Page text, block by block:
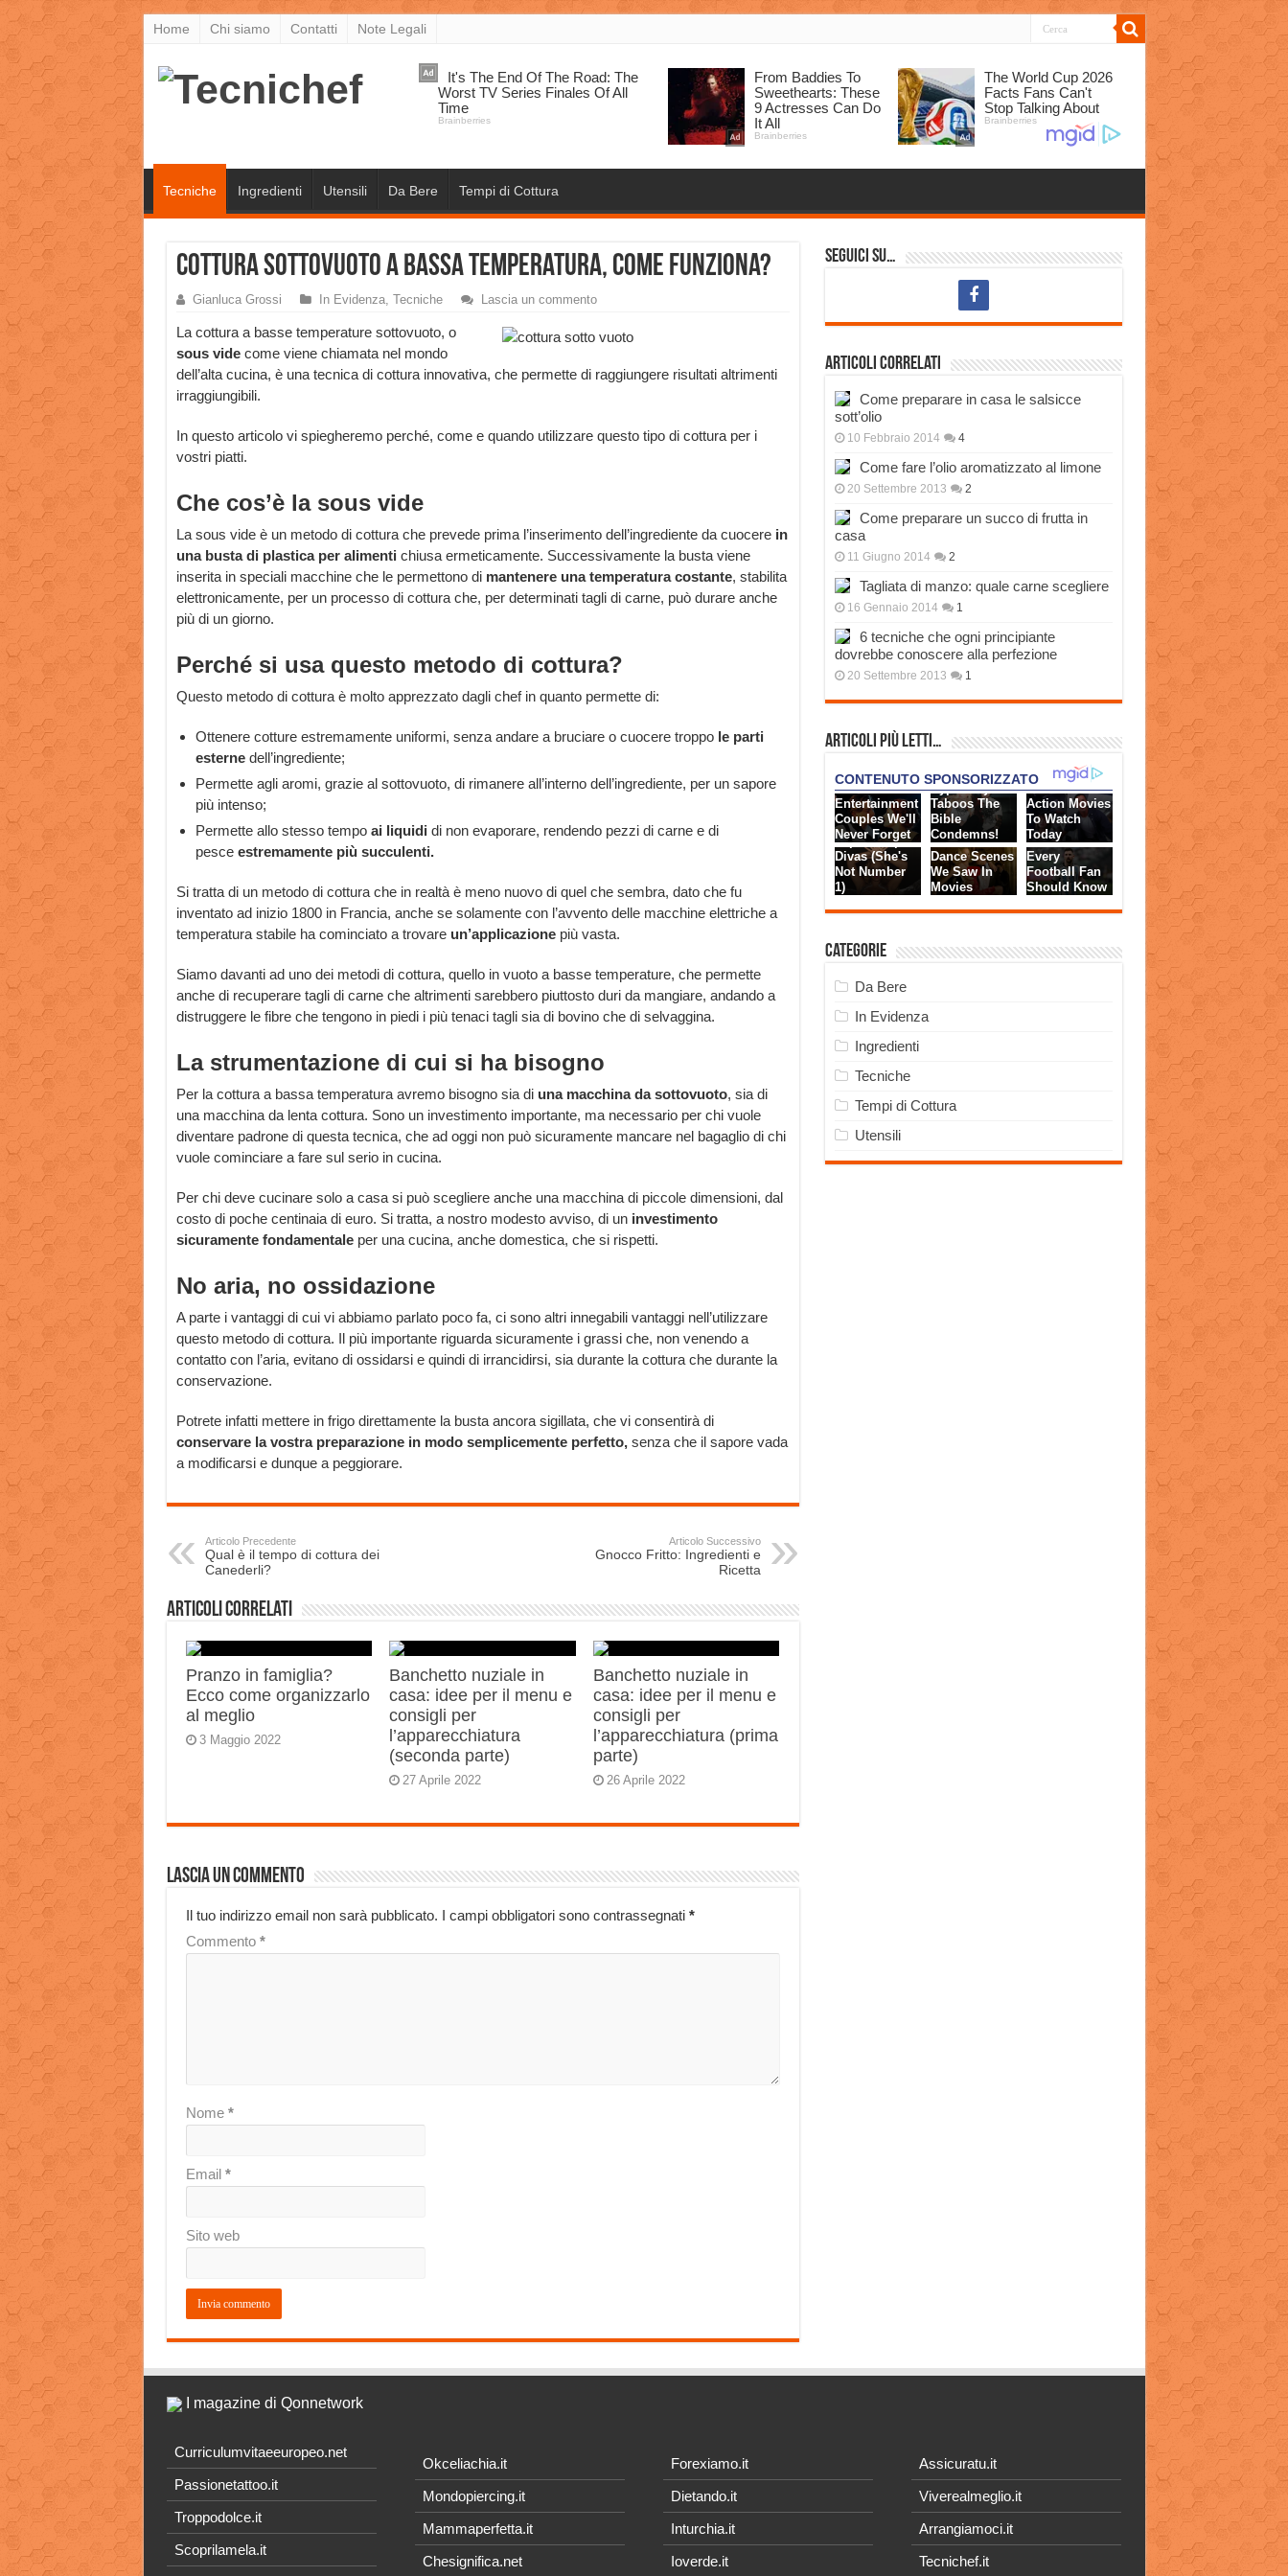
Home Chi siamo Contatti Note Legali
Tecniche Ingredienti Utensili Da Bere Tempi di Cottura
Cottura sottovuoto a Bassa Temperatura, come funziona?
Gianluca Grossi In Evidenza, Tecniche Lascia un commento
La cottura a basse temperature sottovuoto, o
sous videcome viene chiamata nel mondo
dell’alta cucina, è una tecnica di cottura innovativa, che permette di raggiungere risultati altrimenti
irraggiungibili.
In questo articolo vi spiegheremo perché, come e quando utilizzare questo tipo di cottura per i
vostri piatti.
Che cos’è la sous vide
La sous vide è un metodo di cottura che prevede prima l’inserimento dell’ingrediente da cuocere in
una busta di plastica per alimenti chiusa ermeticamente. Successivamente la busta viene
inserita in speciali macchine che le permettono di mantenere una temperatura costante, stabilita
elettronicamente, per un processo di cottura che, per determinati tagli di carne, può durare anche
più di un giorno.
Perché si usa questo metodo di cottura?
Questo metodo di cottura è molto apprezzato dagli chef in quanto permette di:
Ottenere cotture estremamente uniformi, senza andare a bruciare o cuocere troppo le parti
esternedell’ingrediente;
Permette agli aromi, grazie al sottovuoto, di rimanere all’interno dell’ingrediente, per un sapore
più intenso;
Permette allo stesso tempo ai liquidi di non evaporare, rendendo pezzi di carne e di
pesce estremamente più succulenti.
Si tratta di un metodo di cottura che in realtà è meno nuovo di quel che sembra, dato che fu
inventato ad inizio 1800 in Francia, anche se solamente con l’avvento delle macchine elettriche a
temperatura stabile ha cominciato a trovare un’applicazionepiù vasta.
Siamo davanti ad uno dei metodi di cottura, quello in vuoto a basse temperature, che permette
anche di recuperare tagli di carne che altrimenti sarebbero piuttosto duri da mangiare, andando a
distruggere le fibre che tengono in piedi i più tenaci tagli sia di bovino che di selvaggina.
La strumentazione di cui si ha bisogno
Per la cottura a bassa temperatura avremo bisogno sia di una macchina da sottovuoto, sia di
una macchina da lenta cottura. Sono un investimento importante, ma necessario per chi vuole
diventare padrone di questa tecnica, che ad oggi non può sicuramente mancare nel bagaglio di chi
vuole cominciare a fare sul serio in cucina.
Per chi deve cucinare solo a casa si può scegliere anche una macchina di piccole dimensioni, dal
costo di poche centinaia di euro. Si tratta, a nostro modesto avviso, di un investimento
sicuramente fondamentaleper una cucina, anche domestica, che si rispetti.
No aria, no ossidazione
A parte i vantaggi di cui vi abbiamo parlato poco fa, ci sono altri innegabili vantaggi nell’utilizzare
questo metodo di cottura. Il più importante riguarda sicuramente i grassi che, non venendo a
contatto con l’aria, evitano di ossidarsi e quindi di irrancidirsi, sia durante la cottura che durante la
conservazione.
Potrete infatti mettere in frigo direttamente la busta ancora sigillata, che vi consentirà di
conservare la vostra preparazione in modo semplicemente perfetto,senza che il sapore vada
a modificarsi e dunque a peggiorare.
Articolo Precedente
Qual è il tempo di cottura dei
Canederli?
Articolo Successivo
Gnocco Fritto: Ingredienti e
Ricetta
Articoli correlati
Pranzo in famiglia?
Ecco come organizzarlo
al meglio
3 Maggio 2022
Banchetto nuziale in
casa: idee per il menu e
consigli per
l’apparecchiatura
(seconda parte)
27 Aprile 2022
Banchetto nuziale in
casa: idee per il menu e
consigli per
l’apparecchiatura (prima
parte)
26 Aprile 2022
Lascia un commento
Il tuo indirizzo email non sarà pubblicato. I campi obbligatori sono contrassegnati *
Commento *
Nome *
Email *
Sito web
Seguici su…
Articoli correlati
Come preparare in casa le salsicce
sott’olio
10 Febbraio 2014 4
Come fare l’olio aromatizzato al limone
20 Settembre 2013 2
Come preparare un succo di frutta in
casa
11 Giugno 2014 2
Tagliata di manzo: quale carne scegliere
16 Gennaio 2014 1
6 tecniche che ogni principiante
dovrebbe conoscere alla perfezione
20 Settembre 2013 1
Articoli più Letti…
Categorie
Da Bere
In Evidenza
Ingredienti
Tecniche
Tempi di Cottura
Utensili
I magazine di Qonnetwork
Curriculumvitaeeuropeo.net
Passionetattoo.it
Troppodolce.it
Scoprilamela.it
Okceliachia.it
Mondopiercing.it
Mammaperfetta.it
Chesignifica.net
Forexiamo.it
Dietando.it
Inturchia.it
Ioverde.it
Assicuratu.it
Viverealmeglio.it
Arrangiamoci.it
Tecnichef.it